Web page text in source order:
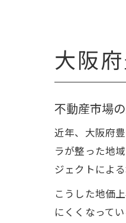
大阪
不動産市場
近年、大阪府
ラが整った地
ジェクトによ
こうした地価
にくくなって